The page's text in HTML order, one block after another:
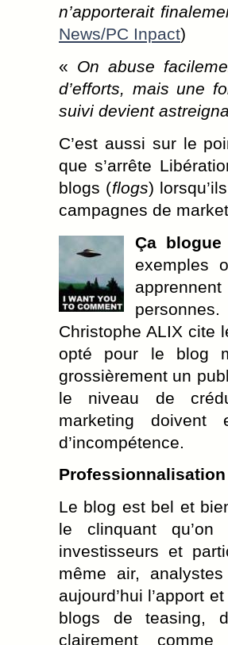
n’apporterait
News/PC Inpact)
« On abuse
d’efforts, mais une
suivi devient
C’est aussi sur le
que s’arrête
blogs (flogs)
campagnes de
Ça
exemples
Christophe ALIX cite
opté pour le blog
grossièrement un
le niveau de
marketing
d’incompétence.
Professionnalisation
Le blog est bel et
le clinquant
investisseurs et
même air,
aujourd’hui l’apport
blogs de teasing,
clairement